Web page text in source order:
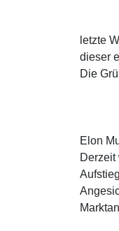
letzte
dieser
Die
Elon
Derzeit